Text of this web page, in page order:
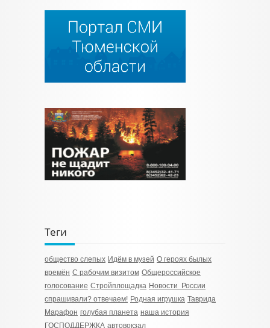
Теги
общество слепых Идём в музей О героях былых
времён С рабочим визитом Общероссийское
голосование Стройплощадка Новости России
спрашивали? отвечаем! Родная игрушка Таврида
Марафон голубая планета наша история
ГОСПОДДЕРЖКА автовокзал